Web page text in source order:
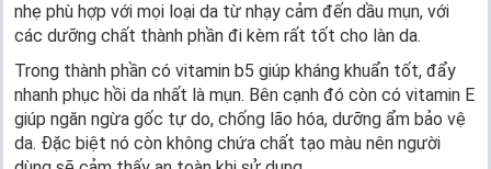
nhẹ phù hợp với mọi loại da từ nhạy cảm đến dầu mụn, với
các dưỡng chất thành phần đi kèm rất tốt cho làn da.
Trong thành phần có vitamin b5 giúp kháng khuẩn tốt, đẩy
nhanh phục hồi da nhất là mụn. Bên cạnh đó còn có vitamin E
giúp ngăn ngừa gốc tự do, chống lão hóa, dưỡng ẩm bảo vệ
da. Đặc biệt nó còn không chứa chất tạo màu nên người